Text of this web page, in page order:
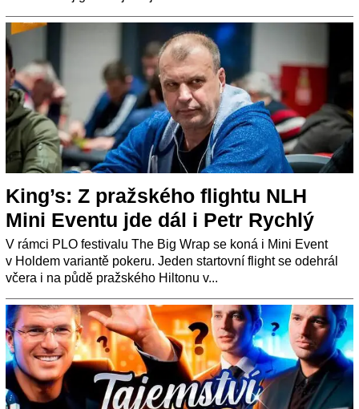
King’s: Z pražského flightu NLH
Mini Eventu jde dál i Petr Rychlý
V rámci PLO festivalu The Big Wrap se koná i Mini Event
v Holdem variantě pokeru. Jeden startovní flight se odehrál
včera i na půdě pražského Hiltonu v...